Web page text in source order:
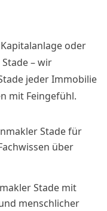
oder
– wir
jeder Immobilie
mit Feingefühl.
Stade für
über
Stade mit
menschlicher